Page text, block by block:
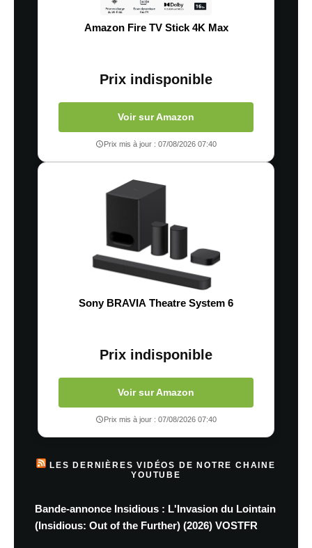
Amazon Fire TV Stick 4K Max
Prix indisponible
Voir sur Amazon
Prix mis à jour : 07/08/2026 07:40
Sony BRAVIA Theatre System 6
Prix indisponible
Voir sur Amazon
Prix mis à jour : 07/08/2026 07:40
LES DERNIÈRES VIDÉOS DE NOTRE CHAINE
YOUTUBE
Bande-annonce Insidious : L'Invasion du Lointain
(Insidious: Out of the Further) (2026) VOSTFR